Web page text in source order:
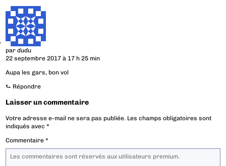
pardudu
22 septembre 2017 à 17 h 25 min
Aupa les gars, bon vol
⮑ Répondre
Laisser un commentaire
Votre adresse e-mail ne sera pas publiée. Les champs obligatoires sont
indiqués avec*
Commentaire*